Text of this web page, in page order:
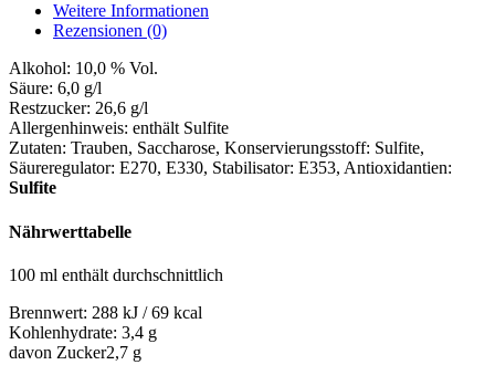
Weitere Informationen
Rezensionen (0)
Alkohol: 10,0 % Vol.
Säure: 6,0 g/l
Restzucker: 26,6 g/l
Allergenhinweis: enthält Sulfite
Zutaten: Trauben, Saccharose, Konservierungsstoff: Sulfite,
Säureregulator: E270, E330, Stabilisator: E353, Antioxidantien:
Sulfite
Nährwerttabelle
100 ml enthält durchschnittlich
Brennwert: 288 kJ / 69 kcal
Kohlenhydrate: 3,4 g
davon Zucker2,7 g